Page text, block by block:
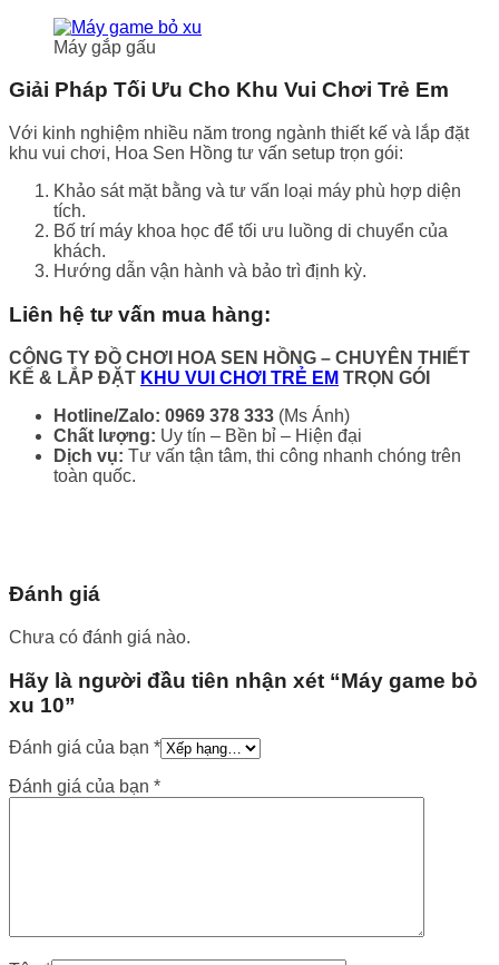
Máy gắp gấu
Giải Pháp Tối Ưu Cho Khu Vui Chơi Trẻ Em
Với kinh nghiệm nhiều năm trong ngành thiết kế và lắp đặt
khu vui chơi, Hoa Sen Hồng tư vấn setup trọn gói:
Khảo sát mặt bằng và tư vấn loại máy phù hợp diện
tích.
Bố trí máy khoa học để tối ưu luồng di chuyển của
khách.
Hướng dẫn vận hành và bảo trì định kỳ.
Liên hệ tư vấn mua hàng:
CÔNG TY ĐỒ CHƠI HOA SEN HỒNG – CHUYÊN THIẾT
KẾ & LẮP ĐẶT KHU VUI CHƠI TRẺ EM TRỌN GÓI
Hotline/Zalo: 0969 378 333 (Ms Ánh)
Chất lượng: Uy tín – Bền bỉ – Hiện đại
Dịch vụ: Tư vấn tận tâm, thi công nhanh chóng trên
toàn quốc.
Đánh giá
Chưa có đánh giá nào.
Hãy là người đầu tiên nhận xét “Máy game bỏ
xu 10”
Đánh giá của bạn *
Đánh giá của bạn *